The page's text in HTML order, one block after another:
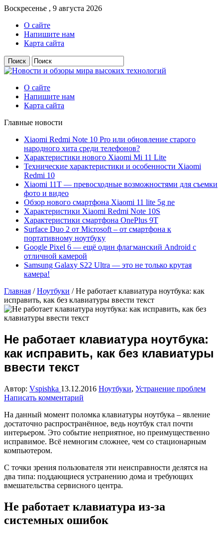
Воскресенье , 9 августа 2026
О сайте
Напишите нам
Карта сайта
О сайте
Напишите нам
Карта сайта
Главные новости
Xiaomi Redmi Note 10 Pro или обновление старого
народного хита среди телефонов?
Характеристики нового Xiaomi Mi 11 Lite
Технические характеристики и особенности Xiaomi
Redmi 10
Xiaomi 11T — превосходные возможностями для съемки
фото и видео
Обзор нового смартфона Xiaomi 11 lite 5g ne
Характеристики Xiaomi Redmi Note 10S
Характеристики смартфона OnePlus 9T
Surface Duo 2 от Microsoft – от смартфона к
портативному ноутбуку
Google Pixel 6 — ещё один флагманский Android с
отличной камерой
Samsung Galaxy S22 Ultra — это не только крутая
камера!
Главная /Ноутбуки /Не работает клавиатура ноутбука: как
исправить, как без клавиатуры ввести текст
Не работает клавиатура ноутбука:
как исправить, как без клавиатуры
ввести текст
Автор: Vspishka 13.12.2016 Ноутбуки, Устранение проблем
Написать комментарий
На данный момент поломка клавиатуры ноутбука – явление
достаточно распространённое, ведь ноутбук стал почти
интерьером. Это событие неприятное, но преимущественно
исправимое. Всё немногим сложнее, чем со стационарным
компьютером.
С точки зрения пользователя эти неисправности делятся на
два типа: поддающиеся устранению дома и требующих
вмешательства сервисного центра.
Не работает клавиатура из-за
системных ошибок